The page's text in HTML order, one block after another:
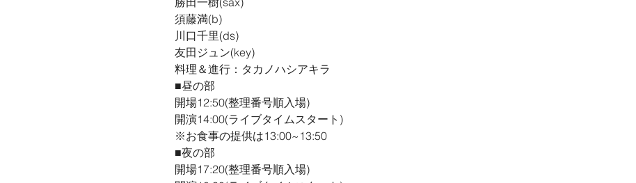
須藤満(b)
川口千里(ds)
友田ジュン(key)
料理＆進行：タカノハシアキラ
■昼の部
開場12:50(整理番号順入場)
開演14:00(ライブタイムスタート)
※お食事の提供は13:00~13:50
■夜の部
開場17:20(整理番号順入場)